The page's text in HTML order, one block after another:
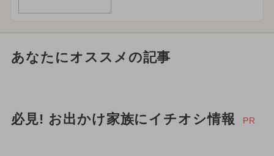
あなたにオススメの記事
必見! お出かけ家族にイチオシ情報 PR